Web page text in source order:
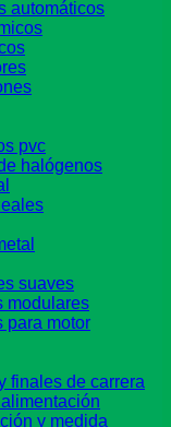
automáticos
pvc
halógenos
suaves
modulares
para motor
finales de carrera
y medida